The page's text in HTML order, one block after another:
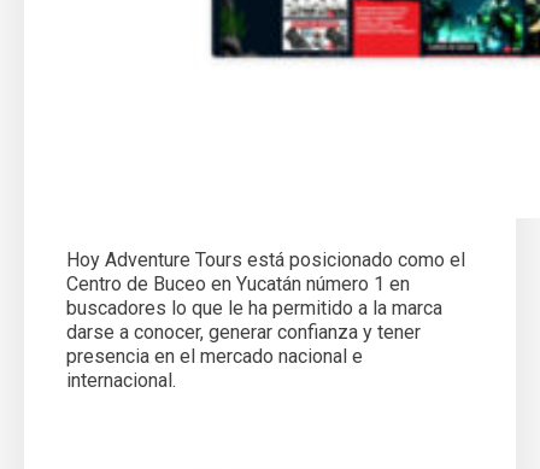
Hoy Adventure Tours está posicionado como el
Centro de Buceo en Yucatán número 1 en
buscadores lo que le ha permitido a la marca
darse a conocer, generar confianza y tener
presencia en el mercado nacional e
internacional.